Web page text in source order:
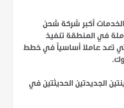
أكبر شركة شحن
في المنطقة تنفيذ
تعد عاملاً أساسياً في خطط
الجديدتين الحديثتين في